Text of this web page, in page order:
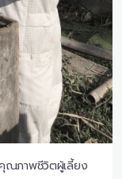
คุณภาพชีวิตผู้เลี้ยง